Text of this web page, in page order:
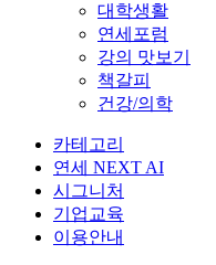
대학생활
연세포럼
강의 맛보기
책갈피
건강/의학
카테고리
연세 NEXT AI
시그니처
기업교육
이용안내